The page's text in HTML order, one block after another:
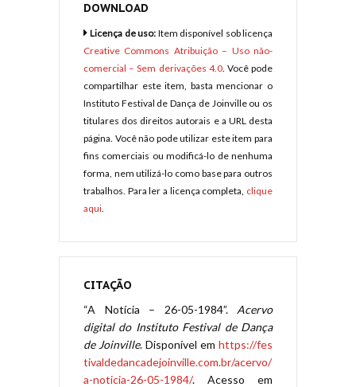
DOWNLOAD
Licença de uso: Item disponível sob licença
Creative Commons Atribuição – Uso não-
comercial – Sem derivações 4.0. Você pode
compartilhar este item, basta mencionar o
Instituto Festival de Dança de Joinville ou os
titulares dos direitos autorais e a URL desta
página. Você não pode utilizar este item para
fins comerciais ou modificá-lo de nenhuma
forma, nem utilizá-lo como base para outros
trabalhos. Para ler a licença completa, clique
aqui.
CITAÇÃO
“A Notícia – 26-05-1984”. Acervo
digital do Instituto Festival de Dança
de Joinville. Disponível em https://fes
tivaldedancadejoinville.com.br/acervo/
a-noticia-26-05-1984/. Acesso em